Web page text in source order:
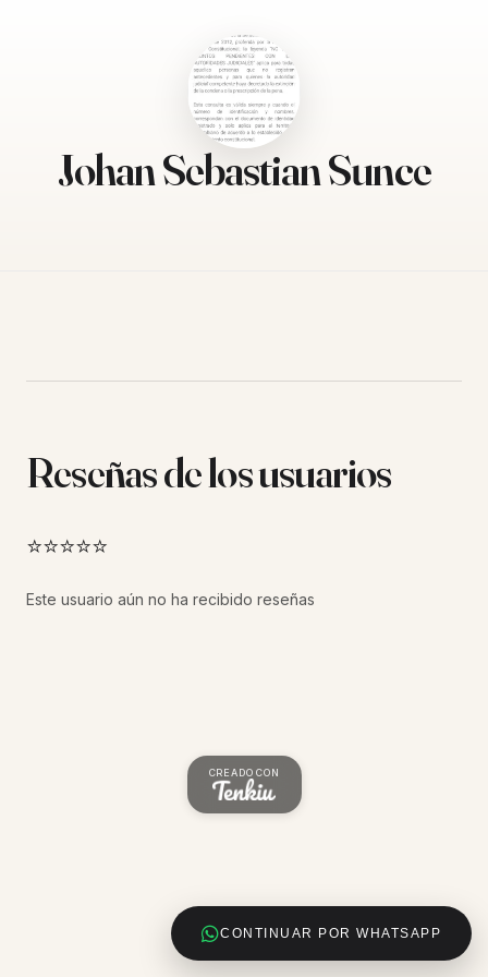
Johan Sebastian Sunce
CONTINUAR POR WHATSAPP
Reseñas de los usuarios
⭐⭐⭐⭐⭐
Este usuario aún no ha recibido reseñas
CREADO CON